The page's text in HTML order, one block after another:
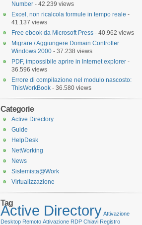
Number - 42.239 views
Excel, non ricalcola formule in tempo reale -
41.137 views
Free ebook da Microsoft Press - 40.962 views
Migrare / Aggiungere Domain Controller
Windows 2000 - 37.238 views
PDF, impossibile aprire in Internet explorer -
36.596 views
Errore di compilazione nel modulo nascosto:
ThisWorkBook - 36.580 views
Categorie
Active Directory
Guide
HelpDesk
NetWorking
News
Sistemista@Work
Virtualizzazione
Tag
Active Directory Attivazione
Desktop Remoto Attivazione RDP Chiavi Registro